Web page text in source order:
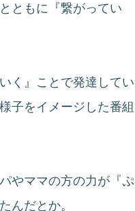
ともに『繋がってい
く』ことで発達してい
子をイメージした番組
やママの方の力が『ぷ
んだとか。